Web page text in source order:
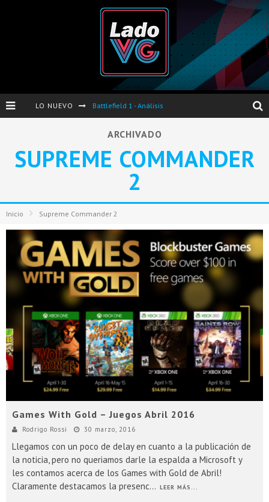
LO NUEVO Battlefield 1 - Análisis
Pro Evolution Soccer 2017 - Análisis
Evento de Nvidia en Argentina - Presentación GeForce GTX 1050 y GTX 1050Ti
Presentación oficial de Gears Of War 4 en Argentina
Presentacion Watch Dogs 2 en Argentina
ARCHIVADO
SUPREME COMMANDER
2
Inicio Supreme Commander 2
Games With Gold – Juegos Abril 2016
Rodrigo Rossi 30 marzo, 2016
Llegamos con un poco de delay en cuanto a la publicación de
la noticia, pero no queriamos darle la espalda a Microsoft y
les contamos acerca de los Games with Gold de Abril!
Claramente destacamos la presenc... LEER MÁS...